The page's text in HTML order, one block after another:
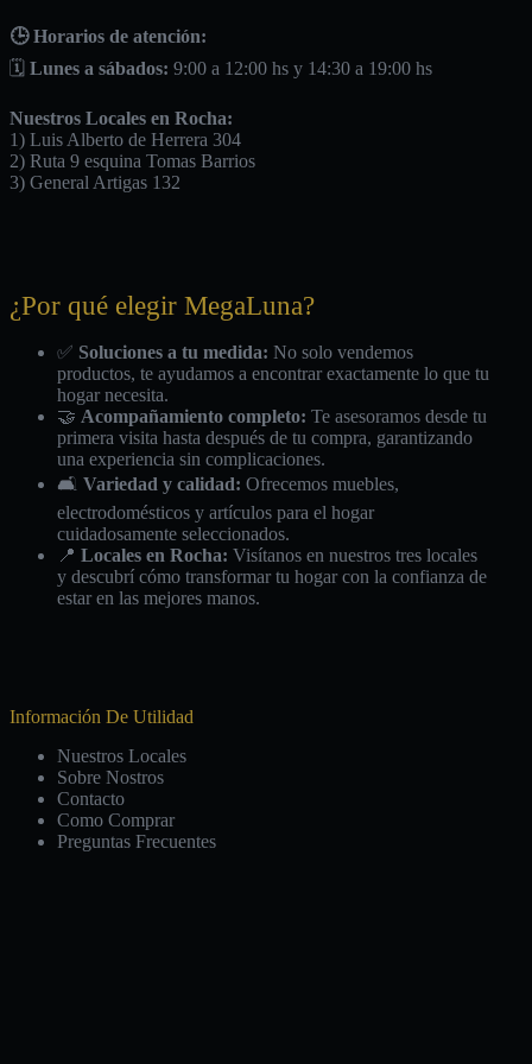
🕒 Horarios de atención:
🗓️ Lunes a sábados: 9:00 a 12:00 hs y 14:30 a 19:00 hs
Nuestros Locales en Rocha:
1) Luis Alberto de Herrera 304
2) Ruta 9 esquina Tomas Barrios
3) General Artigas 132
¿Por qué elegir MegaLuna?
✅ Soluciones a tu medida: No solo vendemos
productos, te ayudamos a encontrar exactamente lo que tu
hogar necesita.
🤝 Acompañamiento completo: Te asesoramos desde tu
primera visita hasta después de tu compra, garantizando
una experiencia sin complicaciones.
🛋️ Variedad y calidad: Ofrecemos muebles,
electrodomésticos y artículos para el hogar
cuidadosamente seleccionados.
📍 Locales en Rocha: Visítanos en nuestros tres locales
y descubrí cómo transformar tu hogar con la confianza de
estar en las mejores manos.
Información De Utilidad
Nuestros Locales
Sobre Nostros
Contacto
Como Comprar
Preguntas Frecuentes